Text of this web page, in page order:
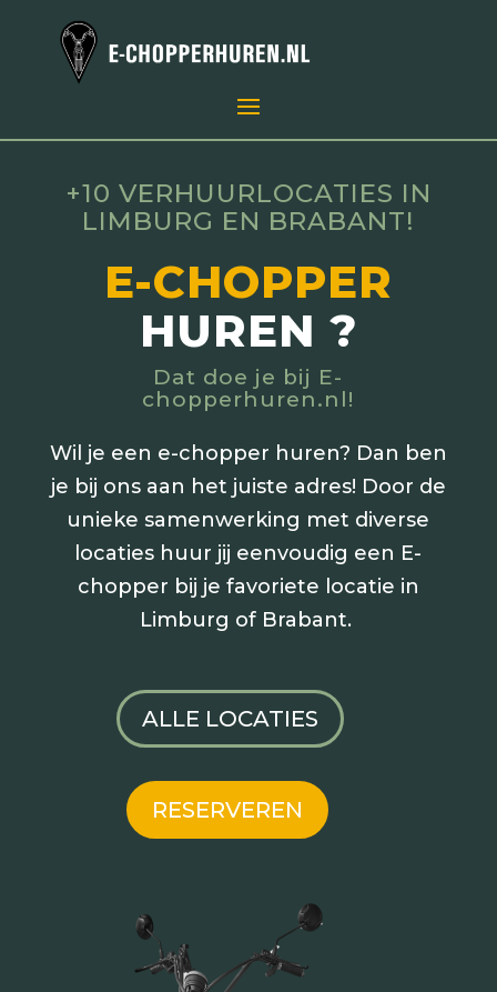
+10 VERHUURLOCATIES IN
LIMBURG EN BRABANT!
E-CHOPPER
HUREN ?
Dat doe je bij E-
chopperhuren.nl!
Wil je een e-chopper huren? Dan ben
je bij ons aan het juiste adres! Door de
unieke samenwerking met diverse
locaties huur jij eenvoudig een E-
chopper bij je favoriete locatie in
Limburg of Brabant.
ALLE LOCATIES
RESERVEREN